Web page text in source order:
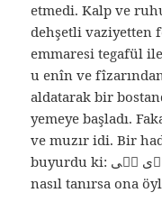
etmedi. Kalp ve
dehşetli vaziyetten
emmaresi tegafül
u enîn ve
aldatarak bir
yemeye başladı.
ve muzır idi. Bir
buyurdu ki: اَنَا عِنْدَ ظَنِّ عَبْدٖى بٖى yani “Kulum beni
nasıl tanırsa ona